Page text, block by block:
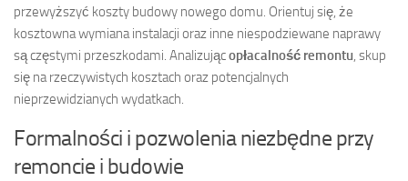
przewyższyć koszty budowy nowego domu. Orientuj się, że
kosztowna wymiana instalacji oraz inne niespodziewane naprawy
są częstymi przeszkodami. Analizującopłacalność remontu, skup
się na rzeczywistych kosztach oraz potencjalnych
nieprzewidzianych wydatkach.
Formalności i pozwolenia niezbędne przy
remoncie i budowie